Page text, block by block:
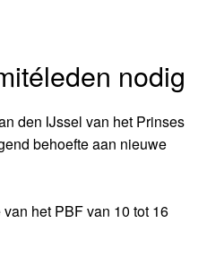
nodig
den IJssel van het Prinses
behoefte aan nieuwe
het PBF van 10 tot 16